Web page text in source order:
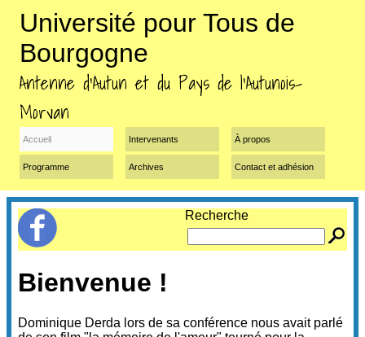
Université pour Tous de
Bourgogne
Antenne d’Autun et du Pays de l’Autunois-
Morvan
Accueil Intervenants À propos
Programme Archives Contact et adhésion
Recherche
Bienvenue !
Dominique Derda lors de sa conférence nous avait parlé